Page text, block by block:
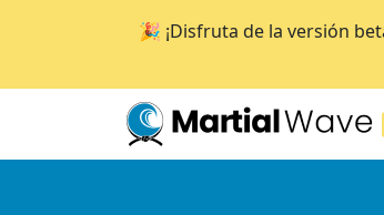
🎉 ¡Disfruta de la versión